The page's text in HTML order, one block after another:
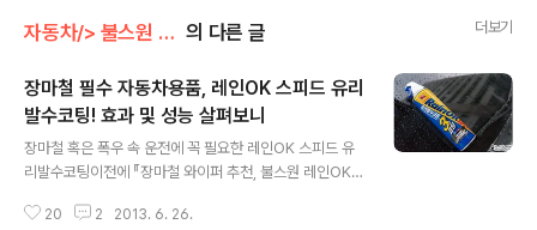
자동차/> 불스원 관련 의 다른 글 더보기
장마철 필수 자동차용품, 레인OK 스피드 유리
발수코팅! 효과 및 성능 살펴보니
장마철 혹은 폭우 속 운전에 꼭 필요한 레인OK 스피드 유
리발수코팅이전에 『장마철 와이퍼 추천, 불스원 레인OK
한 필수 자동차 용품에 대해 이야기를 했는데요. 다른 분들
20 2 2013. 6. 26.